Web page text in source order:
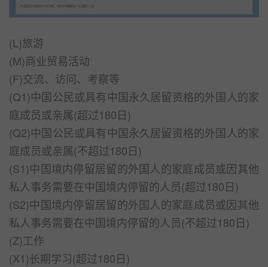
(L)旅游
(M)商业贸易活动
(F)交流、访问、考察等
(Q1)中国公民或具有中国永久居留资格的外国人的家
庭成员或亲属(超过180日)
(Q2)中国公民或具有中国永久居留资格的外国人的家
庭成员或亲属(不超过180日)
(S1)中国境内停留居留的外国人的家庭成员或因其他
私人事务需要在中国境内停留的人员(超过180日)
(S2)中国境内停留居留的外国人的家庭成员或因其他
私人事务需要在中国境内停留的人员(不超过180日)
(Z)工作
(X1)长期学习(超过180日)